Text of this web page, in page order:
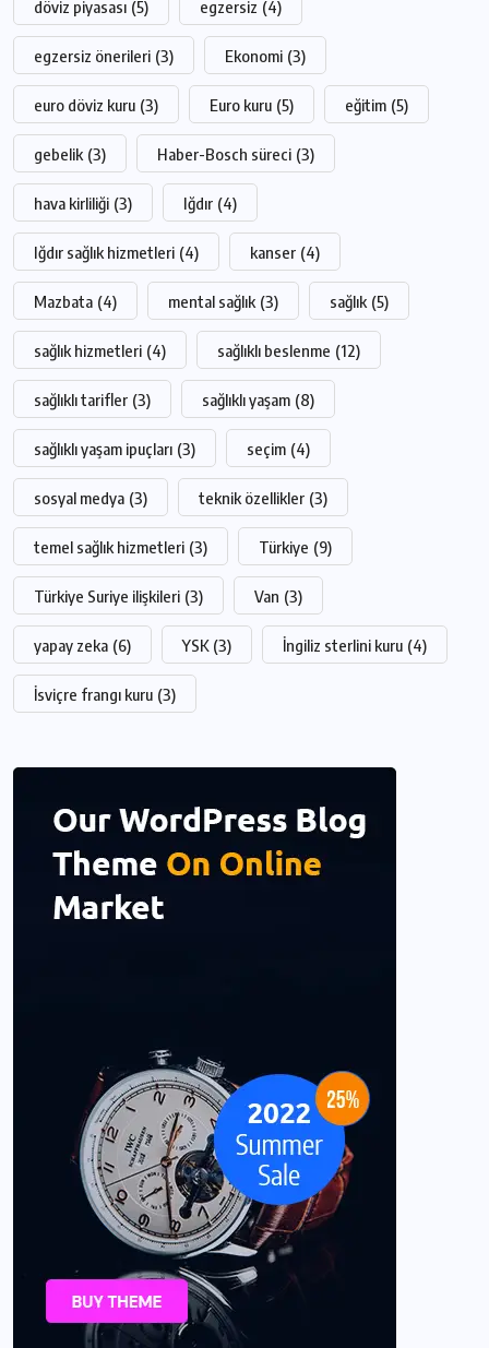
döviz piyasası (5) egzersiz (4)
egzersiz önerileri (3) Ekonomi (3)
euro döviz kuru (3) Euro kuru (5) eğitim (5)
gebelik (3) Haber-Bosch süreci (3)
hava kirliliği (3) Iğdır (4)
Iğdır sağlık hizmetleri (4) kanser (4)
Mazbata (4) mental sağlık (3) sağlık (5)
sağlık hizmetleri (4) sağlıklı beslenme (12)
sağlıklı tarifler (3) sağlıklı yaşam (8)
sağlıklı yaşam ipuçları (3) seçim (4)
sosyal medya (3) teknik özellikler (3)
temel sağlık hizmetleri (3) Türkiye (9)
Türkiye Suriye ilişkileri (3) Van (3)
yapay zeka (6) YSK (3) İngiliz sterlini kuru (4)
İsviçre frangı kuru (3)